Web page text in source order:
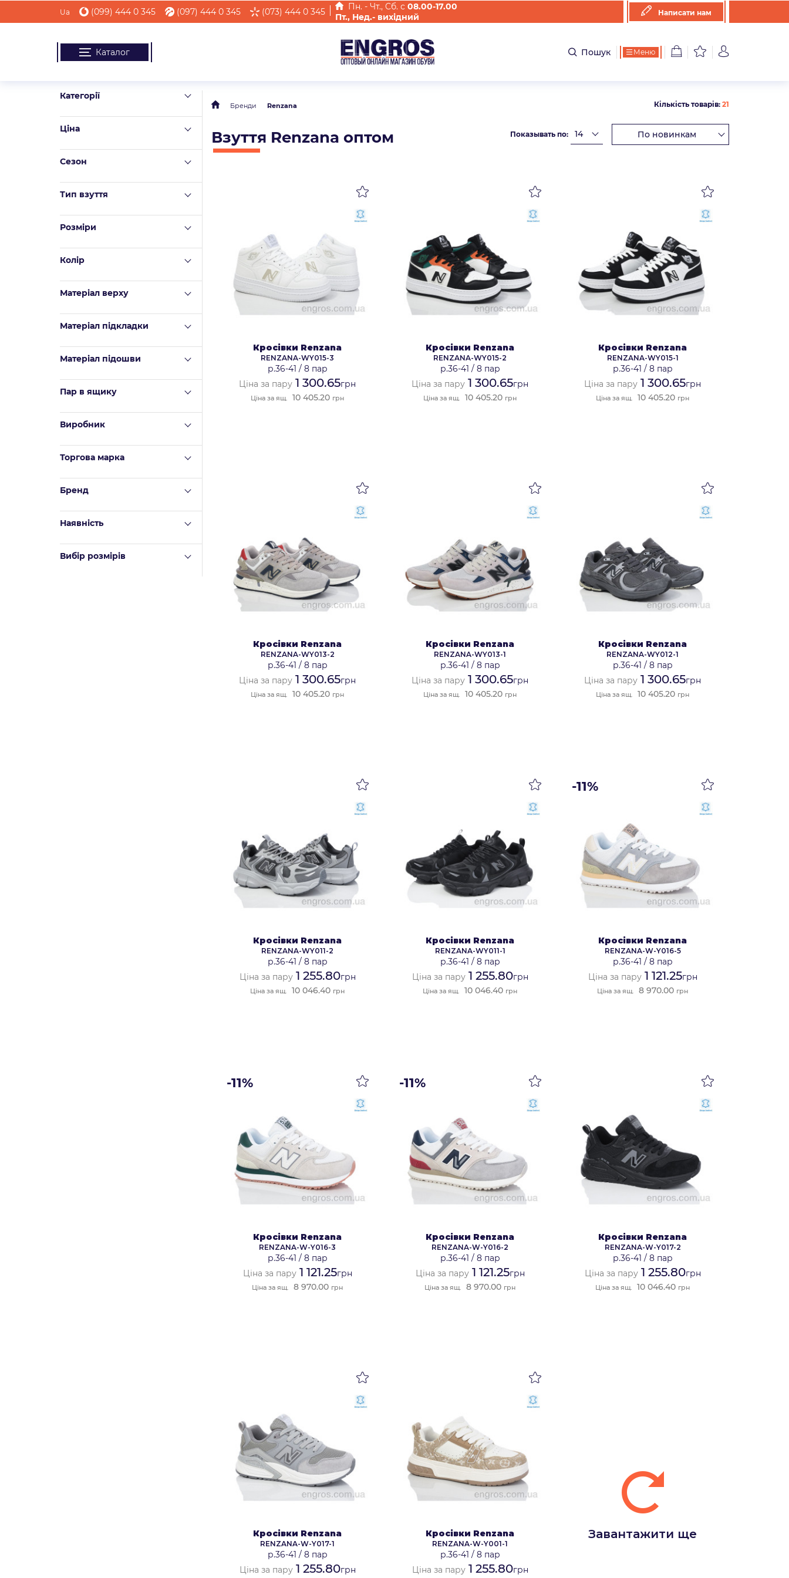
Ua (099) 444 0 345 (097) 444 0 345 (073) 444 0 345 Пн. - Чт., Cб. с 08.00-17.00
Пт., Нед.- вихідний
Написати нам
Каталог Пошук Меню
Категорії
Ціна
Сезон
Тип взуття
Розміри
Колір
Матеріал верху
Mатеріал підкладки
Матеріал підошви
Пар в ящику
Виробник
Торгова марка
Бренд
Наявність
Вибір розмірів
Бренди Renzana Кількість товарів: 21
Взуття Renzana оптом Показывать по:
Кросівки Renzana
RENZANA-WY015-3
р.36-41 / 8 пар
Ціна за пару 1 300.65грн
Ціна за ящ. 10 405.20 грн
Кросівки Renzana
RENZANA-WY015-2
р.36-41 / 8 пар
Ціна за пару 1 300.65грн
Ціна за ящ. 10 405.20 грн
Кросівки Renzana
RENZANA-WY015-1
р.36-41 / 8 пар
Ціна за пару 1 300.65грн
Ціна за ящ. 10 405.20 грн
Кросівки Renzana
RENZANA-WY013-2
р.36-41 / 8 пар
Ціна за пару 1 300.65грн
Ціна за ящ. 10 405.20 грн
Кросівки Renzana
RENZANA-WY013-1
р.36-41 / 8 пар
Ціна за пару 1 300.65грн
Ціна за ящ. 10 405.20 грн
Кросівки Renzana
RENZANA-WY012-1
р.36-41 / 8 пар
Ціна за пару 1 300.65грн
Ціна за ящ. 10 405.20 грн
Кросівки Renzana
RENZANA-WY011-2
р.36-41 / 8 пар
Ціна за пару1 255.80грн
Ціна за ящ. 10 046.40 грн
Кросівки Renzana
RENZANA-WY011-1
р.36-41 / 8 пар
Ціна за пару1 255.80грн
Ціна за ящ. 10 046.40 грн
-11%
Кросівки Renzana
RENZANA-W-Y016-5
р.36-41 / 8 пар
Ціна за пару1 121.25грн
Ціна за ящ. 8 970.00 грн
-11%
Кросівки Renzana
RENZANA-W-Y016-3
р.36-41 / 8 пар
Ціна за пару1 121.25грн
Ціна за ящ. 8 970.00 грн
-11%
Кросівки Renzana
RENZANA-W-Y016-2
р.36-41 / 8 пар
Ціна за пару1 121.25грн
Ціна за ящ. 8 970.00 грн
Кросівки Renzana
RENZANA-W-Y017-2
р.36-41 / 8 пар
Ціна за пару1 255.80грн
Ціна за ящ. 10 046.40 грн
Кросівки Renzana
RENZANA-W-Y017-1
р.36-41 / 8 пар
Ціна за пару1 255.80грн
Кросівки Renzana
RENZANA-W-Y001-1
р.36-41 / 8 пар
Ціна за пару1 255.80грн
Завантажити ще